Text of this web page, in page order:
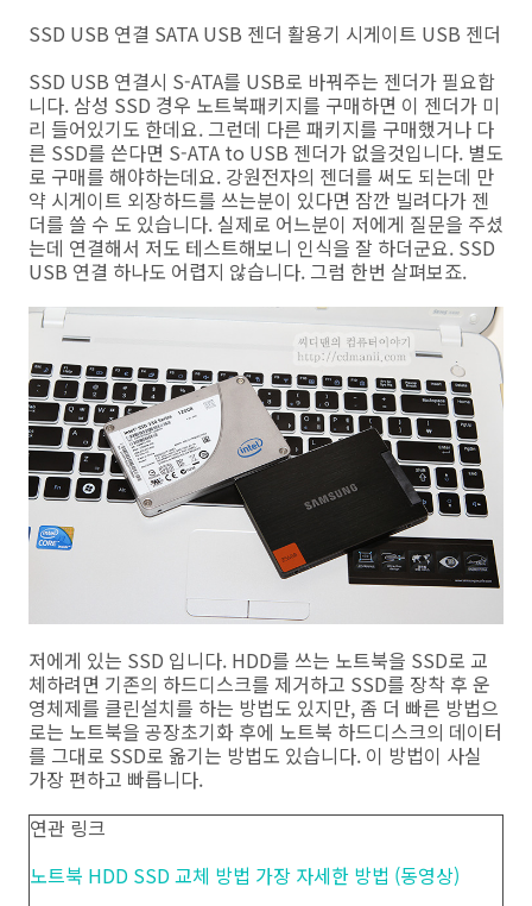
SSD USB 연결 SATA USB 젠더 활용기 시게이트 USB 젠더
SSD USB 연결시 S-ATA를 USB로 바꿔주는 젠더가 필요합
니다. 삼성 SSD 경우 노트북패키지를 구매하면 이 젠더가 미
리 들어있기도 한데요. 그런데 다른 패키지를 구매했거나 다
른 SSD를 쓴다면 S-ATA to USB 젠더가 없을것입니다. 별도
로 구매를 해야하는데요. 강원전자의 젠더를 써도 되는데 만
약 시게이트 외장하드를 쓰는분이 있다면 잠깐 빌려다가 젠
더를 쓸 수 도 있습니다. 실제로 어느분이 저에게 질문을 주셨
는데 연결해서 저도 테스트해보니 인식을 잘 하더군요. SSD
USB 연결 하나도 어렵지 않습니다. 그럼 한번 살펴보죠.
저에게 있는 SSD 입니다. HDD를 쓰는 노트북을 SSD로 교
체하려면 기존의 하드디스크를 제거하고 SSD를 장착 후 운
영체제를 클린설치를 하는 방법도 있지만, 좀 더 빠른 방법으
로는 노트북을 공장초기화 후에 노트북 하드디스크의 데이터
를 그대로 SSD로 옮기는 방법도 있습니다. 이 방법이 사실
가장 편하고 빠릅니다.
연관 링크
노트북 HDD SSD 교체 방법 가장 자세한 방법 (동영상)